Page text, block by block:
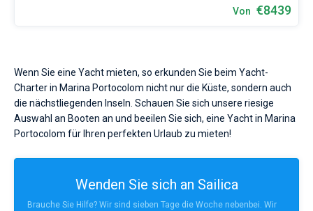
Von €8439
Wenn Sie eine Yacht mieten, so erkunden Sie beim Yacht-
Charter in Marina Portocolom nicht nur die Küste, sondern auch
die nächstliegenden Inseln. Schauen Sie sich unsere riesige
Auswahl an Booten an und beeilen Sie sich, eine Yacht in Marina
Portocolom für Ihren perfekten Urlaub zu mieten!
Wenden Sie sich an Sailica
Brauche Sie Hilfe? Wir sind sieben Tage die Woche nebenbei. Wir